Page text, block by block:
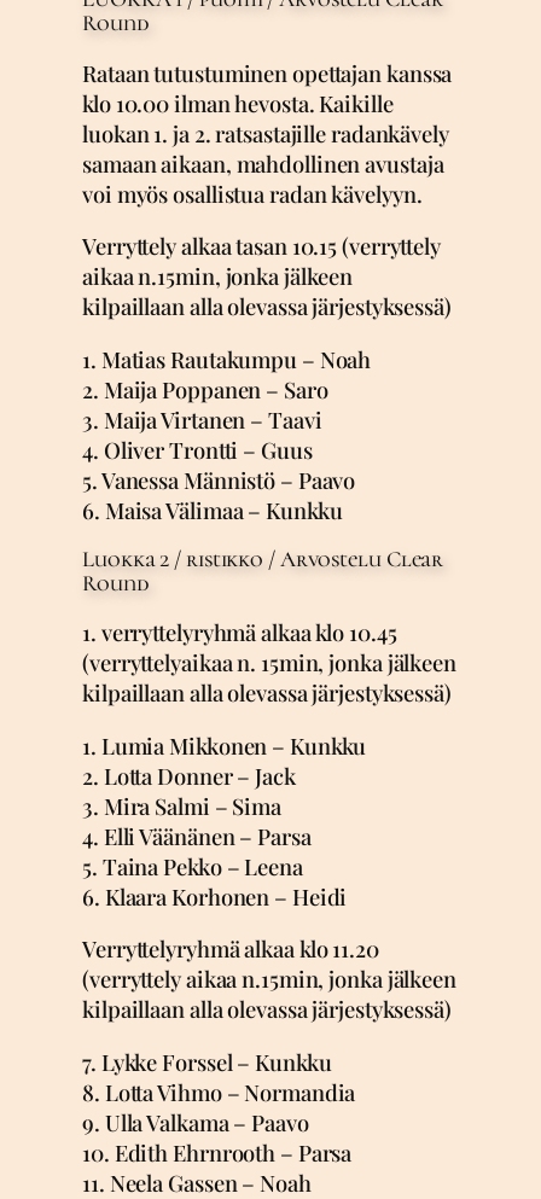
Round
Rataan tutustuminen opettajan kanssa
klo 10.00 ilman hevosta. Kaikille
luokan 1. ja 2. ratsastajille radankävely
samaan aikaan, mahdollinen avustaja
voi myös osallistua radan kävelyyn.
Verryttely alkaa tasan 10.15 (verryttely
aikaa n.15min, jonka jälkeen
kilpaillaan alla olevassa järjestyksessä)
1. Matias Rautakumpu – Noah
2. Maija Poppanen – Saro
3. Maija Virtanen – Taavi
4. Oliver Trontti – Guus
5. Vanessa Männistö – Paavo
6. Maisa Välimaa – Kunkku
Luokka 2 / ristikko / Arvostelu Clear
Round
1. verryttelyryhmä alkaa klo 10.45
(verryttelyaikaa n. 15min, jonka jälkeen
kilpaillaan alla olevassa järjestyksessä)
1. Lumia Mikkonen – Kunkku
2. Lotta Donner – Jack
3. Mira Salmi – Sima
4. Elli Väänänen – Parsa
5. Taina Pekko – Leena
6. Klaara Korhonen – Heidi
Verryttelyryhmä alkaa klo 11.20
(verryttely aikaa n.15min, jonka jälkeen
kilpaillaan alla olevassa järjestyksessä)
7. Lykke Forssel – Kunkku
8. Lotta Vihmo – Normandia
9. Ulla Valkama – Paavo
10. Edith Ehrnrooth – Parsa
11. Neela Gassen – Noah